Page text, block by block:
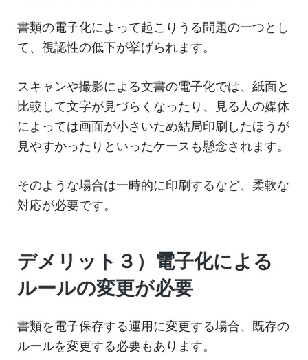
書類の電子化によって起こりうる問題の一つとし
て、視認性の低下が挙げられます。
スキャンや撮影による文書の電子化では、紙面と
比較して文字が見づらくなったり、見る人の媒体
によっては画面が小さいため結局印刷したほうが
見やすかったりといったケースも懸念されます。
そのような場合は一時的に印刷するなど、柔軟な
対応が必要です。
デメリット３）電子化による
ルールの変更が必要
書類を電子保存する運用に変更する場合、既存の
ルールを変更する必要もあります。